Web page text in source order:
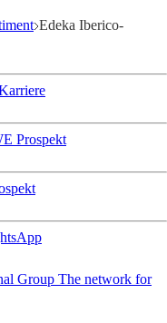
Edeka Iberico-
Prospekt
App
Group The network for